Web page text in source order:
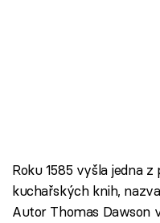
Roku 1585 vyšla jedna
kuchařských knih,
Autor Thomas Dawson